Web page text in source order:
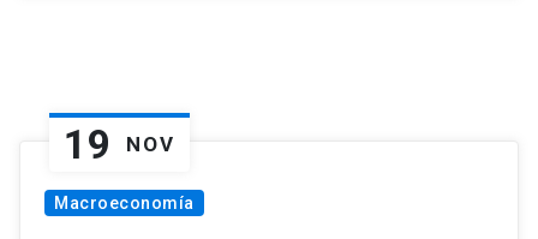
19 NOV
Macroeconomía